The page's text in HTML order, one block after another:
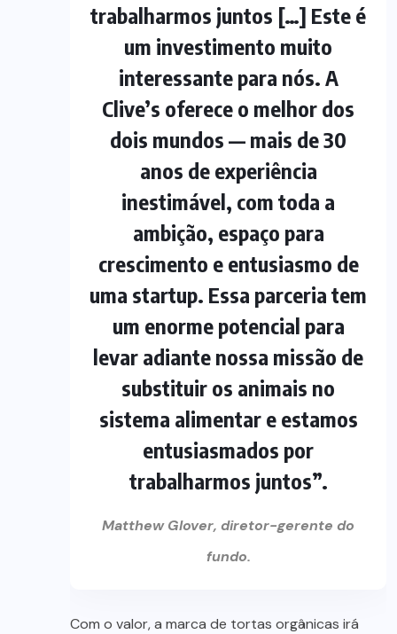
trabalharmos juntos […] Este é
um investimento muito
interessante para nós. A
Clive’s oferece o melhor dos
dois mundos — mais de 30
anos de experiência
inestimável, com toda a
ambição, espaço para
crescimento e entusiasmo de
uma startup. Essa parceria tem
um enorme potencial para
levar adiante nossa missão de
substituir os animais no
sistema alimentar e estamos
entusiasmados por
trabalharmos juntos”.
Matthew Glover, diretor-gerente do
fundo.
Com o valor, a marca de tortas orgânicas irá